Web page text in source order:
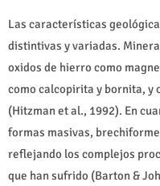
Las características
distintivas y variadas.
oxidos de hierro como
como calcopirita y bornita, y
(Hitzman et al., 1992). En
formas masivas,
reflejando los complejos
que han sufrido (Barton &